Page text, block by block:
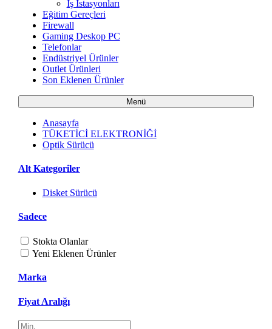
İş İstasyonları
Eğitim Gereçleri
Firewall
Gaming Deskop PC
Telefonlar
Endüstriyel Ürünler
Outlet Ürünleri
Son Eklenen Ürünler
Menü
Anasayfa
TÜKETİCİ ELEKTRONİĞİ
Optik Sürücü
Alt Kategoriler
Disket Sürücü
Sadece
Stokta Olanlar
Yeni Eklenen Ürünler
Marka
Fiyat Aralığı